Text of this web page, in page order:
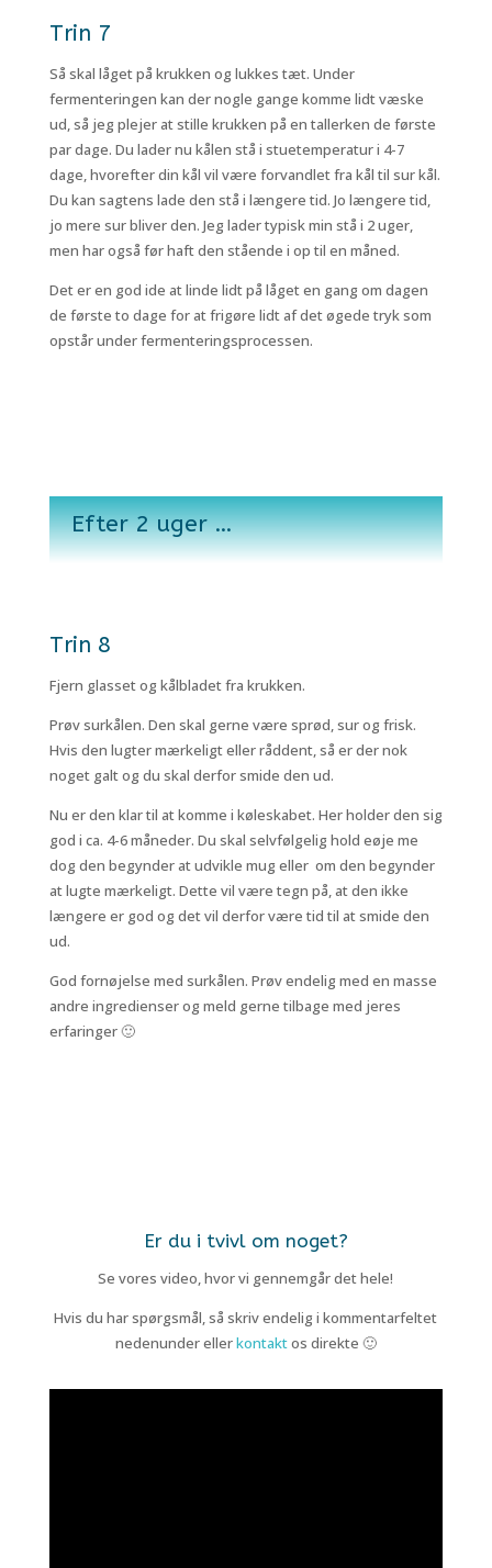
Trin 7
Så skal låget på krukken og lukkes tæt. Under
fermenteringen kan der nogle gange komme lidt væske
ud, så jeg plejer at stille krukken på en tallerken de første
par dage. Du lader nu kålen stå i stuetemperatur i 4-7
dage, hvorefter din kål vil være forvandlet fra kål til sur kål.
Du kan sagtens lade den stå i længere tid. Jo længere tid,
jo mere sur bliver den. Jeg lader typisk min stå i 2 uger,
men har også før haft den stående i op til en måned.
Det er en god ide at linde lidt på låget en gang om dagen
de første to dage for at frigøre lidt af det øgede tryk som
opstår under fermenteringsprocessen.
Efter 2 uger …
Trin 8
Fjern glasset og kålbladet fra krukken.
Prøv surkålen. Den skal gerne være sprød, sur og frisk.
Hvis den lugter mærkeligt eller råddent, så er der nok
noget galt og du skal derfor smide den ud.
Nu er den klar til at komme i køleskabet. Her holder den sig
god i ca. 4-6 måneder. Du skal selvfølgelig hold eøje me
dog den begynder at udvikle mug eller om den begynder
at lugte mærkeligt. Dette vil være tegn på, at den ikke
længere er god og det vil derfor være tid til at smide den
ud.
God fornøjelse med surkålen. Prøv endelig med en masse
andre ingredienser og meld gerne tilbage med jeres
erfaringer 🙂
Er du i tvivl om noget?
Se vores video, hvor vi gennemgår det hele!
Hvis du har spørgsmål, så skriv endelig i kommentarfeltet
nedenunder ellerkontaktos direkte 🙂